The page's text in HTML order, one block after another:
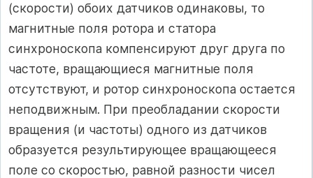
(скорости) обоих датчиков одинаковы, то
магнитные поля ротора и статора
синхроноскопа компенсируют друг друга по
частоте, вращающиеся магнитные поля
отсутствуют, и ротор синхроноскопа остается
неподвижным. При преобладании скорости
вращения (и частоты) одного из датчиков
образуется результирующее вращающееся
поле со скоростью, равной разности чисел